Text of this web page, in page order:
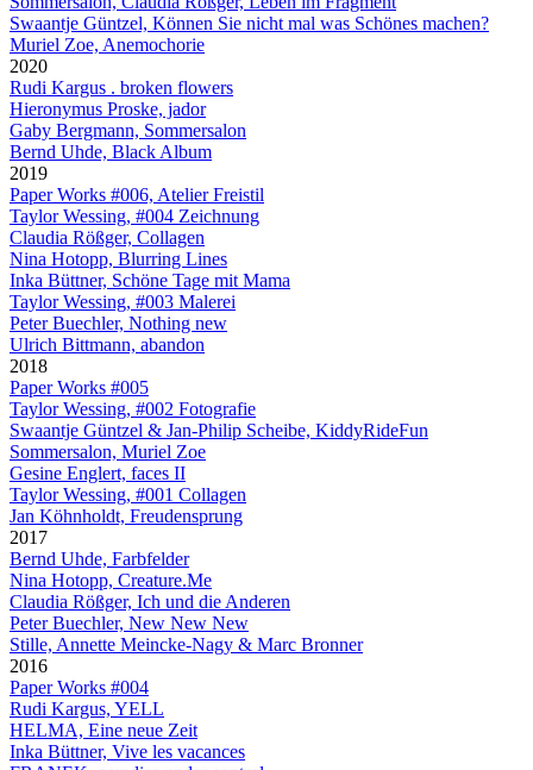
Swaantje Güntzel, Können Sie nicht mal was Schönes machen?
Muriel Zoe, Anemochorie
2020
Rudi Kargus . broken flowers
Hieronymus Proske, jador
Gaby Bergmann, Sommersalon
Bernd Uhde, Black Album
2019
Paper Works #006, Atelier Freistil
Taylor Wessing, #004 Zeichnung
Claudia Rößger, Collagen
Nina Hotopp, Blurring Lines
Inka Büttner, Schöne Tage mit Mama
Taylor Wessing, #003 Malerei
Peter Buechler, Nothing new
Ulrich Bittmann, abandon
2018
Paper Works #005
Taylor Wessing, #002 Fotografie
Swaantje Güntzel & Jan-Philip Scheibe, KiddyRideFun
Sommersalon, Muriel Zoe
Gesine Englert, faces II
Taylor Wessing, #001 Collagen
Jan Köhnholdt, Freudensprung
2017
Bernd Uhde, Farbfelder
Nina Hotopp, Creature.Me
Claudia Rößger, Ich und die Anderen
Peter Buechler, New New New
Stille, Annette Meincke-Nagy & Marc Bronner
2016
Paper Works #004
Rudi Kargus, YELL
HELMA, Eine neue Zeit
Inka Büttner, Vive les vacances